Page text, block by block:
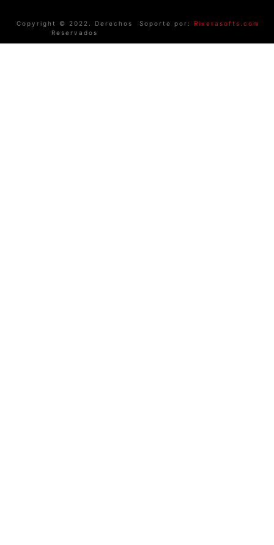
Copyright © 2022. Derechos
Reservados
Soporte por: Riverasofts.com